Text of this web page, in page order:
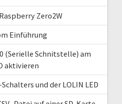
Zero2W
Einführung
(Serielle Schnitstelle) am
aktivieren
und der LOLIN LED